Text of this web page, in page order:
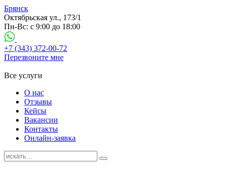
Брянск
Октябрьская ул., 173/1
Пн-Вс: с 9:00 до 18:00
+7 (343) 372-00-72
Перезвоните мне
Все услуги
О нас
Отзывы
Кейсы
Вакансии
Контакты
Онлайн-заявка